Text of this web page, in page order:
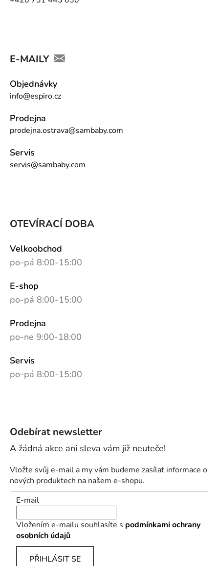
E-MAILY
Objednávky
info@espiro.cz
Prodejna
prodejna.ostrava@sambaby.com
Servis
servis@sambaby.com
OTEVÍRACÍ DOBA
Velkoobchod
po-pá 8:00-15:00
E-shop
po-pá 8:00-15:00
Prodejna
po-ne 9:00-18:00
Servis
po-pá 8:00-15:00
Odebírat newsletter
Vložte svůj e-mail a my vám budeme zasílat informace o
nových produktech na našem e-shopu.
E-mail
Vložením e-mailu souhlasíte s podmínkami ochrany
osobních údajů
PŘIHLÁSIT SE